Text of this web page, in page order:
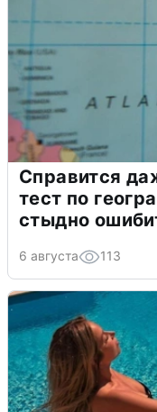
Справится
тест по
стыдно
6 августа 113